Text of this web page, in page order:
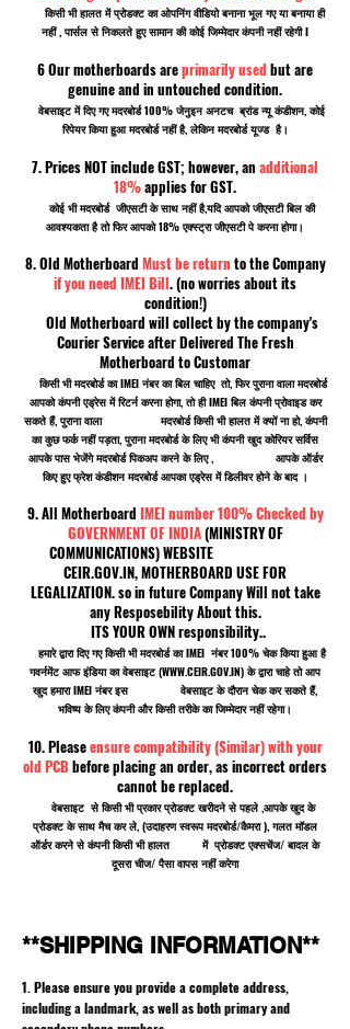
किसी भी हालत में प्रोडक्ट का ओपनिंग वीडियो बनाना भूल गए या बनाया ही
नहीं , पार्सल से निकलते हुए सामान की कोई जिम्मेदार कंपनी नहीं रहेगी I
6 Our motherboards areprimarily used but are
genuine and in untouched condition.
वेबसाइट में दिए गए मदरबोर्ड 100% जेनुइन अनटच ब्रांड न्यू कंडीशन, कोई
रिपेयर किया हुआ मदरबोर्ड नहीं है, लेकिन मदरबोर्ड यूज्ड है।
7. Prices NOT include GST; however, an additional
18%applies for GST.
कोई भी मदरबोर्ड जीएसटी के साथ नहीं है,यदि आपको जीएसटी बिल की
आवश्यकता है तो फिर आपको 18% एक्स्ट्रा जीएसटी पे करना होगा।
8. Old Motherboard Must be return to the Company
if you need IMEI Bill. (no worries about its
condition!)
Old Motherboard will collect by the company's
Courier Service after Delivered The Fresh
Motherboard to Customar
किसी भी मदरबोर्ड का IMEI नंबर का बिल चाहिए तो, फिर पुराना वाला मदरबोर्ड
आपको कंपनी एड्रेस में रिटर्न करना होगा, तो ही IMEI बिल कंपनी प्रोवाइड कर
सकते हैं, पुराना वाला मदरबोर्ड किसी भी हालत में क्यों ना हो, कंपनी
का कुछ फर्क नहीं पड़ता, पुराना मदरबोर्ड के लिए भी कंपनी खुद कोरियर सर्विस
आपके पास भेजेंगे मदरबोर्ड पिकअप करने के लिए , आपके ऑर्डर
किए हुए फ्रेश कंडीशन मदरबोर्ड आपका एड्रेस में डिलीवर होने के बाद ।
9. All Motherboard IMEI number 100% Checked by
GOVERNMENT OF INDIA(MINISTRY OF
COMMUNICATIONS) WEBSITE
CEIR.GOV.IN, MOTHERBOARD USE FOR
LEGALIZATION. so in future Company Will not take
any Resposebility About this.
ITS YOUR OWN responsibility..
हमारे द्वारा दिए गए किसी भी मदरबोर्ड का IMEI नंबर 100% चेक किया हुआ है
गवर्नमेंट आफ इंडिया का वेबसाइट (WWW.CEIR.GOV.IN) के द्वारा चाहे तो आप
खुद हमारा IMEI नंबर इस वेबसाइट के दौरान चेक कर सकते हैं,
भविष्य के लिए कंपनी और किसी तरीके का जिम्मेदार नहीं रहेगा।
10. Pleaseensure compatibility (Similar) with your
old PCBbefore placing an order, as incorrect orders
cannot be replaced.
वेबसाइट से किसी भी प्रकार प्रोडक्ट खरीदने से पहले ,आपके खुद के
प्रोडक्ट के साथ मैच कर ले, (उदाहरण स्वरूप मदरबोर्ड/कैमरा ), गलत मॉडल
ऑर्डर करने से कंपनी किसी भी हालत में प्रोडक्ट एक्सचेंज/ बादल के
दूसरा चीज/ पैसा वापस नहीं करेगा
**SHIPPING INFORMATION**
1. Please ensure you provide a complete address,
including a landmark, as well as both primary and